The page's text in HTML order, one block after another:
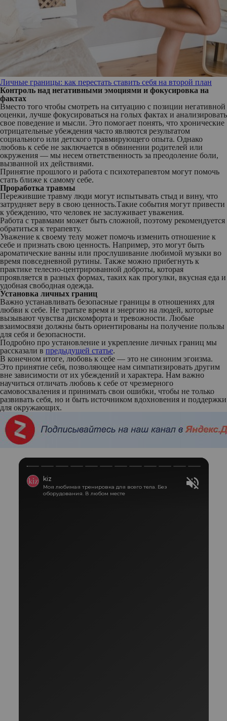
Личные границы: как перестать ставить себя на второй план
Контроль над негативными эмоциями и фокусировка на
фактах
Вместо того чтобы смотреть на ситуацию с позиции негативной
оценки, лучше фокусироваться на голых фактах и анализировать
свое поведение и мысли. Это помогает понять, что хронические
отрицательные убеждения часто являются результатом
социального или детского травмирующего опыта. Однако
любовь к себе не заключается в обвинении родителей или
окружения — мы несем ответственность за преодоление боли,
вызванной их действиями.
Принятие прошлого и работа с психотерапевтом могут помочь
стать ближе к самому себе.
Проработка травмы
Пережившие травму люди могут испытывать стыд и вину, что
затрудняет веру в свою ценность.Такие события могут привести
к убеждению, что человек не заслуживает уважения.
Работа с травмами может быть сложной, поэтому рекомендуется
обратиться к терапевту.
Уважение к своему телу может помочь изменить отношение к
себе и признать свою ценность. Например, это могут быть
ароматические ванны или прослушивание любимой музыки во
время повседневной рутины. Также можно прибегнуть к
практике телесно-центрированной доброты, которая
проявляется в разных формах, таких как прогулки, вкусная еда и
удобная свободная одежда.
Установка личных границ
Важно устанавливать безопасные границы в отношениях для
любви к себе. Не тратьте время и энергию на людей, которые
вызывают чувства дискомфорта и тревожности. Любые
взаимосвязи должны быть ориентированы на получение пользы
для себя и безопасности.
Подробно про установление и укрепление личных границ мы
рассказали в предыдущей статье.
В конечном итоге, любовь к себе — это не синоним эгоизма.
Это принятие себя, позволяющее нам симпатизировать другим
вне зависимости от их убеждений и характера. Нам важно
научиться отличать любовь к себе от чрезмерного
самовосхваления и принимать свои ошибки, чтобы не только
развивать себя, но и быть источником вдохновения и поддержки
для окружающих.